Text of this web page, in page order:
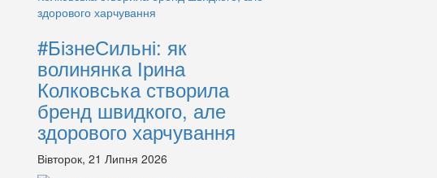
#БізнеСильні: як
волинянка Ірина
Колковська створила
бренд швидкого, але
здорового харчування
Вівторок, 21 Липня 2026